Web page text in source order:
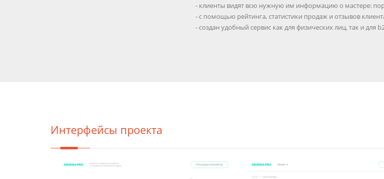
- клиенты видят всю нужную им информацию о мастере:
- с помощью рейтинга, статистики продаж и отзывов
- создан удобный сервис как для физических лиц, так и для
Интерфейсы проекта